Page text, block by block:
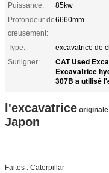
Puissance:
85kw
Profondeur de
creusement:
6660mm
Type:
excavatrice de
Surligner:
CAT Used
Excavatrice
307B a utilisé
l'excavatrice originale
Japon
Faites : Caterpillar